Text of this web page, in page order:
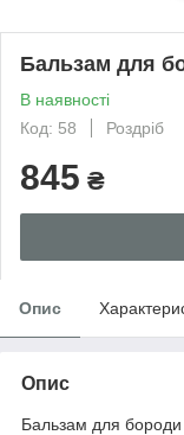
Бальзам для
В наявності
Код: 58
Роздріб
845 ₴
Опис
Опис
Бальзам для